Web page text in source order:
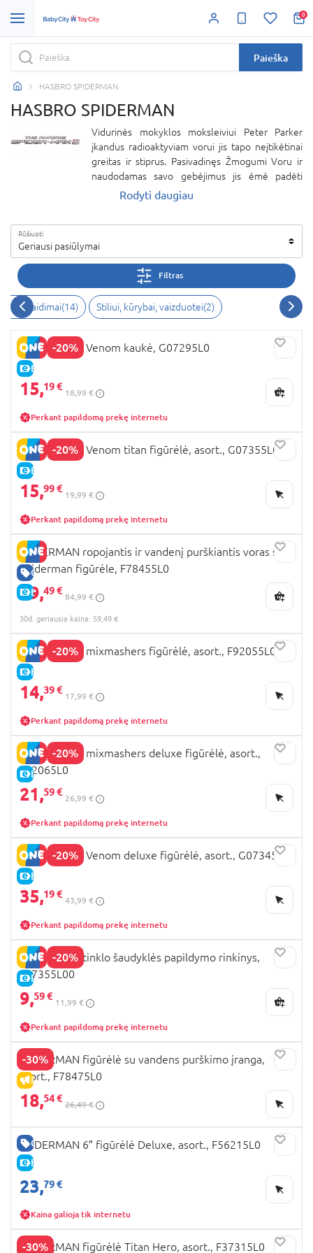
0
Paieška
HASBRO SPIDERMAN
HASBRO SPIDERMAN
Vidurinės mokyklos moksleiviui Peter Parker
įkandus radioaktyviam vorui jis tapo neįtikėtinai
greitas ir stiprus. Pasivadinęs Žmogumi Voru ir
naudodamas savo gebėjimus jis ėmė padėti
žmonėms. Šiandien SPIDERMAN – tai vienas
Rodyti daugiau
Rūšiuoti
Geriausi pasiūlymai
Filtras
žaidimai(14) Stiliui, kūrybai, vaizduotei(2)
-20%
E-KAINA
SPIDER-MAN Venom kaukė, G07295L0
15,19 €
18,99 €
Perkant papildomą prekę internetu
-20%
E-KAINA
SPIDER-MAN Venom titan figūrėlė, asort., G07355L0
15,99 €
19,99 €
Perkant papildomą prekę internetu
GERA KAINA
E-KAINA
SPIDERMAN ropojantis ir vandenį purškiantis voras su
Spiderman figūrėle, F78455L0
59,49 €
84,99 €
30d. geriausia kaina: 59,49 €
-20%
E-KAINA
SPIDER-MAN mixmashers figūrėlė, asort., F92055L0
14,39 €
17,99 €
Perkant papildomą prekę internetu
-20%
E-KAINA
SPIDER-MAN mixmashers deluxe figūrėlė, asort.,
F92065L0
21,59 €
26,99 €
Perkant papildomą prekę internetu
-20%
E-KAINA
SPIDER-MAN Venom deluxe figūrėlė, asort., G07345L0
35,19 €
43,99 €
Perkant papildomą prekę internetu
-20%
E-KAINA
SPIDERMAN tinklo šaudyklės papildymo rinkinys,
F87355L00
9,59 €
11,99 €
Perkant papildomą prekę internetu
-30%
IŠPARDAVIMAS
SPIDERMAN figūrėlė su vandens purškimo įranga,
asort., F78475L0
18,54 €
26,49 €
GERA KAINA
E-KAINA
SPIDERMAN 6″ figūrėlė Deluxe, asort., F56215L0
23,79 €
Kaina galioja tik internetu
-30%
SPIDERMAN figūrėlė Titan Hero, asort., F37315L0